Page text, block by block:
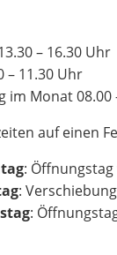
– 16.30 Uhr
– 11.30 Uhr
im Monat 08.00
auf einen
:
:
: